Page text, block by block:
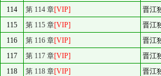
114
第 114 章[VIP]
晋江
115
第 115 章[VIP]
晋江
116
第 116 章[VIP]
晋江
117
第 117 章[VIP]
晋江
118
第 118 章[VIP]
晋江